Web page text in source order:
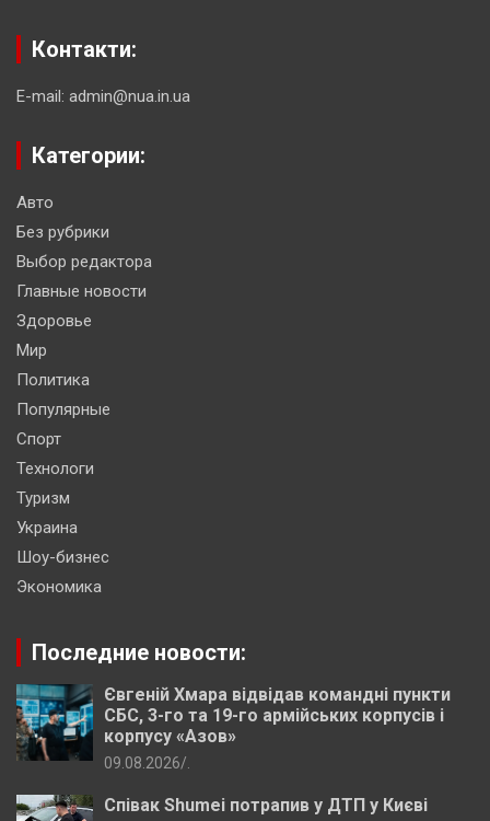
Контакти:
E-mail: admin@nua.in.ua
Категории:
Авто
Без рубрики
Выбор редактора
Главные новости
Здоровье
Мир
Политика
Популярные
Спорт
Технологи
Туризм
Украина
Шоу-бизнес
Экономика
Последние новости:
Євгеній Хмара відвідав командні пункти
СБС, 3-го та 19-го армійських корпусів і
корпусу «Азов»
09.08.2026
Співак Shumei потрапив у ДТП у Києві